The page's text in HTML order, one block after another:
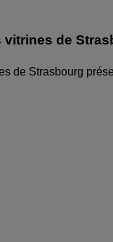
de
de Strasbourg